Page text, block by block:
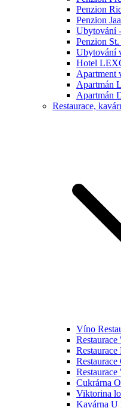
Penzion
Penzion
Ubytování
Penzion
Ubytování
Hotel
Apartment
Apartmán
Apartmán
Restaurace,
Víno
Restaurace
Cukrárna
Viktorina
Kavárna U